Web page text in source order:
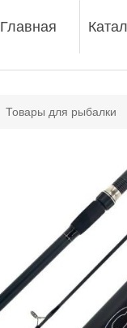
Главная
Товары для рыбалки